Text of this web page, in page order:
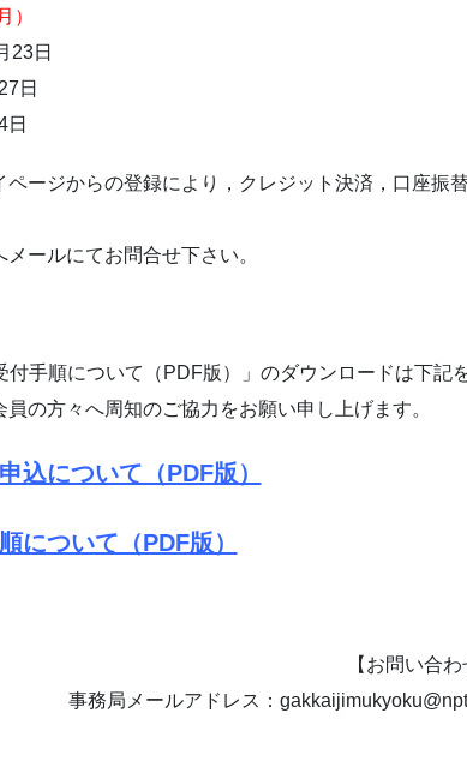
）
23日
日
日
ージからの登録により，クレジット決済，口座振
ールにてお問合せ下さい。
付手順について（PDF版）」のダウンロードは下記
の方々へ周知のご協力をお願い申し上げます。
込について（PDF版）
について（PDF版）
【お問い合わ
事務局メールアドレス：